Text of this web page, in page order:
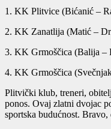
1. KK Plitvice (Bićanić –
2. KK Zanatlija (Matić –
3. KK Grmoščica (Balija –
4. KK Grmoščica
Plitvički klub, treneri,
ponos. Ovaj zlatni dvojac
sportska budućnost. Bravo,